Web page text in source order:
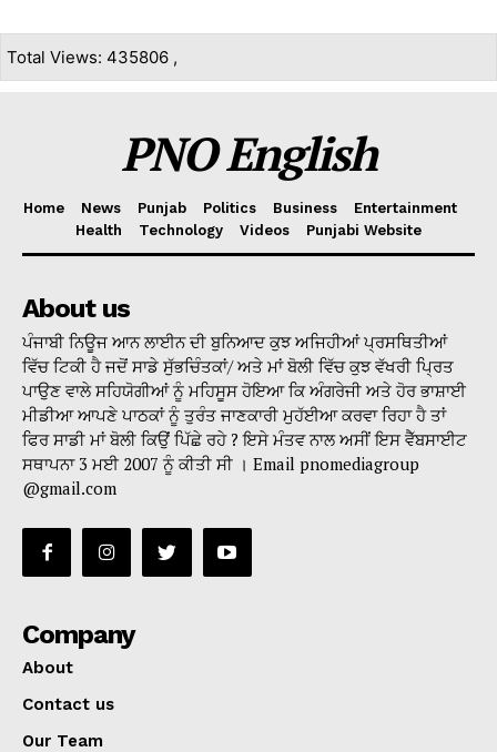
Total Views: 435806 ,
PNO English
Home News Punjab Politics Business
Entertainment
Health
Technology Videos Punjabi Website
About us
ਪੰਜਾਬੀ ਨਿਊਜ ਆਨ ਲਾਈਨ ਦੀ ਬੁਨਿਆਦ ਕੁਝ ਅਜਿਹੀਆਂ ਪ੍ਰਸਥਿਤੀਆਂ
ਵਿੱਚ ਟਿਕੀ ਹੈ ਜਦੋਂ ਸਾਡੇ ਸੁੱਭਚਿੰਤਕਾਂ/ ਅਤੇ ਮਾਂ ਬੋਲੀ ਵਿੱਚ ਕੁਝ ਵੱਖਰੀ ਪ੍ਰਿਤ
ਪਾਉਣ ਵਾਲੇ ਸਹਿਯੋਗੀਆਂ ਨੂੰ ਮਹਿਸੂਸ ਹੋਇਆ ਕਿ ਅੰਗਰੇਜੀ ਅਤੇ ਹੋਰ ਭਾਸ਼ਾਈ
ਮੀਡੀਆ ਆਪਣੇ ਪਾਠਕਾਂ ਨੂੰ ਤੁਰੰਤ ਜਾਣਕਾਰੀ ਮੁਹੱਈਆ ਕਰਵਾ ਰਿਹਾ ਹੈ ਤਾਂ
ਫਿਰ ਸਾਡੀ ਮਾਂ ਬੋਲੀ ਕਿਉਂ ਪਿੱਛੇ ਰਹੇ ? ਇਸੇ ਮੰਤਵ ਨਾਲ ਅਸੀਂ ਇਸ ਵੈੱਬਸਾਈਟ
ਸਥਾਪਨਾ 3 ਮਈ 2007 ਨੂੰ ਕੀਤੀ ਸੀ । Email pnomediagroup
@gmail.com
Company
About
Contact us
Our Team